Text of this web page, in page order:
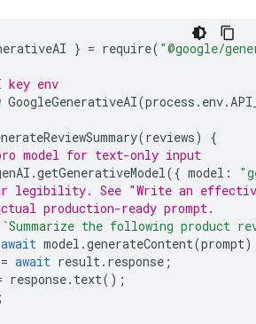
} = require( "@google/
key env
GoogleGenerativeAI(process . env.
(reviews)
{
model for text-only input
.getGenerativeModel ({ model :
legibility. See "Write an
production-ready prompt.
`Summarize the following product
await model .generateContent(prompt
= await result . response ;
response. text();
;